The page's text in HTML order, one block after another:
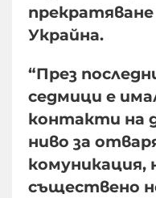
Украйна.
“През
седмици е
контакти на
ниво за
комуникация,
съществено